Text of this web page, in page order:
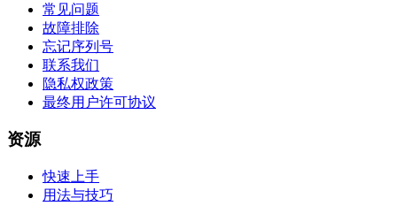
常见问题
故障排除
忘记序列号
联系我们
隐私权政策
最终用户许可协议
资源
快速上手
用法与技巧